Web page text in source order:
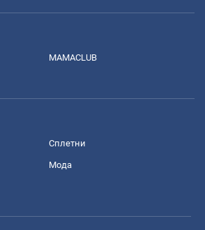
MAMACLUB
Сплетни
Мода